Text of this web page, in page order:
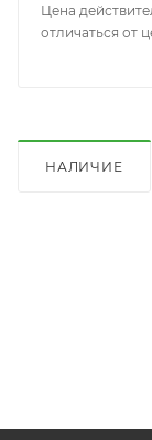
Цена
отличаться от
НАЛИЧИЕ